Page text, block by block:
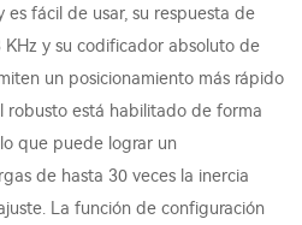
fácil de usar, su respuesta de
y su codificador absoluto de
un posicionamiento más rápido
robusto está habilitado de forma
que puede lograr un
de hasta 30 veces la inercia
La función de configuración